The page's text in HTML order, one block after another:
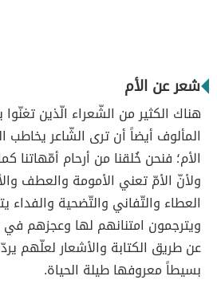
شعر عن الأم
هناك الكثير من الشّعراء الّذين
المألوف أيضاً أن ترى الشّاعر
الأم؛ فنحن خُلقنا من أرحام أمّهاتنا
ولأنّ الأمّ تعني الأمومة والعطف
العطاء والتّفاني والتّضحية والفداء
ويترجمون امتنانهم لها وعجزهم في
عن طريق الكتابة والأشعار لعلّهم
بسيطاً معروفها طيلة الحياة.